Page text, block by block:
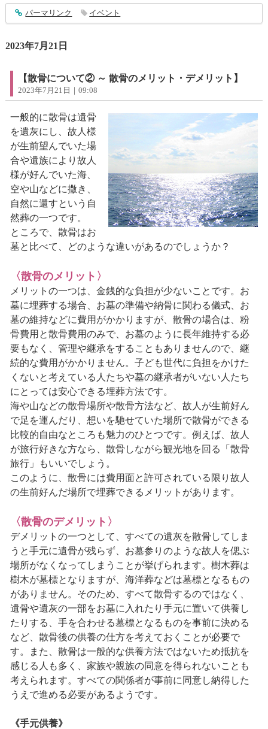
entry4012
パーマリンク イベント
2023年7月21日
【散骨について② ～ 散骨のメリット・デメリット】
2023年7月21日｜09:08
一般的に散骨は遺骨
を遺灰にし、故人様
が生前望んでいた場
合や遺族により故人
様が好んでいた海、
空や山などに撒き、
自然に還すという自
然葬の一つです。
ところで、散骨はお
墓と比べて、どのような違いがあるのでしょうか？
〈散骨のメリット〉
メリットの一つは、金銭的な負担が少ないことです。お
墓に埋葬する場合、お墓の準備や納骨に関わる儀式、お
墓の維持などに費用がかかりますが、散骨の場合は、粉
骨費用と散骨費用のみで、お墓のように長年維持する必
要もなく、管理や継承をすることもありませんので、継
続的な費用がかかりません。子ども世代に負担をかけた
くないと考えている人たちや墓の継承者がいない人たち
にとっては安心できる埋葬方法です。
海や山などの散骨場所や散骨方法など、故人が生前好ん
で足を運んだり、想いを馳せていた場所で散骨ができる
比較的自由なところも魅力のひとつです。例えば、故人
が旅行好きな方なら、散骨しながら観光地を回る「散骨
旅行」もいいでしょう。
このように、散骨には費用面と許可されている限り故人
の生前好んだ場所で埋葬できるメリットがあります。
〈散骨のデメリット〉
デメリットの一つとして、すべての遺灰を散骨してしま
うと手元に遺骨が残らず、お墓参りのような故人を偲ぶ
場所がなくなってしまうことが挙げられます。樹木葬は
樹木が墓標となりますが、海洋葬などは墓標となるもの
がありません。そのため、すべて散骨するのではなく、
遺骨や遺灰の一部をお墓に入れたり手元に置いて供養し
たりする、手を合わせる墓標となるものを事前に決める
など、散骨後の供養の仕方を考えておくことが必要で
す。また、散骨は一般的な供養方法ではないため抵抗を
感じる人も多く、家族や親族の同意を得られないことも
考えられます。すべての関係者が事前に同意し納得した
うえで進める必要があるようです。
《手元供養》